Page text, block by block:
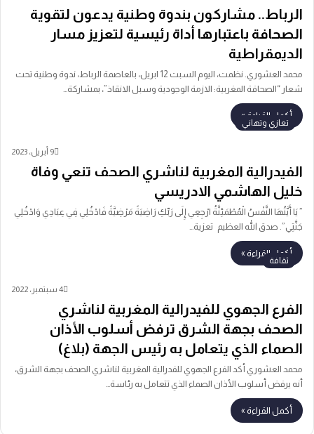
الرباط.. مشاركون بندوة وطنية يدعون لتقوية
الصحافة باعتبارها أداة رئيسية لتعزيز مسار
الديمقراطية
محمد العشوري. نظمت، اليوم السبت 12 ابريل، بالعاصمة الرباط، ندوة وطنية تحت
شعار “الصحافة المغربية: الازمة الوجودية وسبل الانقاذ”، بمشاركة…
أكمل القراءة »
تعازي وتهاني
9 أبريل، 2023
الفيدرالية المغربية لناشري الصحف تنعي وفاة
خليل الهاشمي الادريسي
” يَا أَيَّتُهَا النَّفْسُ الْمُطْمَئِنَّةُ ارْجِعِي إِلَى رَبِّكِ رَاضِيَةً مَرْضِيَّةً فَادْخُلِي فِي عِبَادِي وَادْخُلِي
جَنَّتِي”. صدق الله العظيم تعزية…
أكمل القراءة »
ثقافة
4 سبتمبر، 2022
الفرع الجهوي للفيدرالية المغربية لناشري
الصحف بجهة الشرق ترفض أسلوب الأذان
الصماء الذي يتعامل به رئيس الجهة (بلاغ)
محمد العشوري أكد الفرع الجهوي للفدرالية المغربية لناشري الصحف بجهة الشرق،
أنه يرفض أسلوب الأذان الصماء الذي تتعامل به رئاسة…
أكمل القراءة »